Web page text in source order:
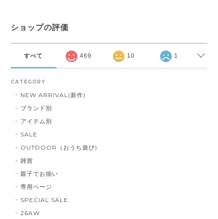
ショップの評価
すべて 469 10 1
CATEGORY
NEW ARRIVAL(新作)
ブランド別
アイテム別
SALE
OUTDOOR（おうち遊び)
雑貨
親子でお揃い
専用ページ
SPECIAL SALE
26AW